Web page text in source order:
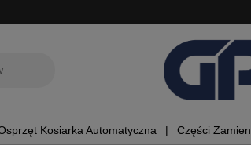
Kosiarka Automatyczna Części